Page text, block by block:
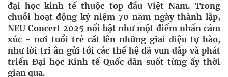
đại học kinh tế thuộc top đầu Việt Nam. Trong
chuỗi hoạt động kỷ niệm 70 năm ngày thành lập,
NEU Concert 2025 nổi bật như một điểm nhấn cảm
xúc - nơi tuổi trẻ cất lên những giai điệu tự hào,
như lời tri ân gửi tới các thế hệ đã vun đắp và phát
triển Đại học Kinh tế Quốc dân suốt từng ấy thời
gian qua.